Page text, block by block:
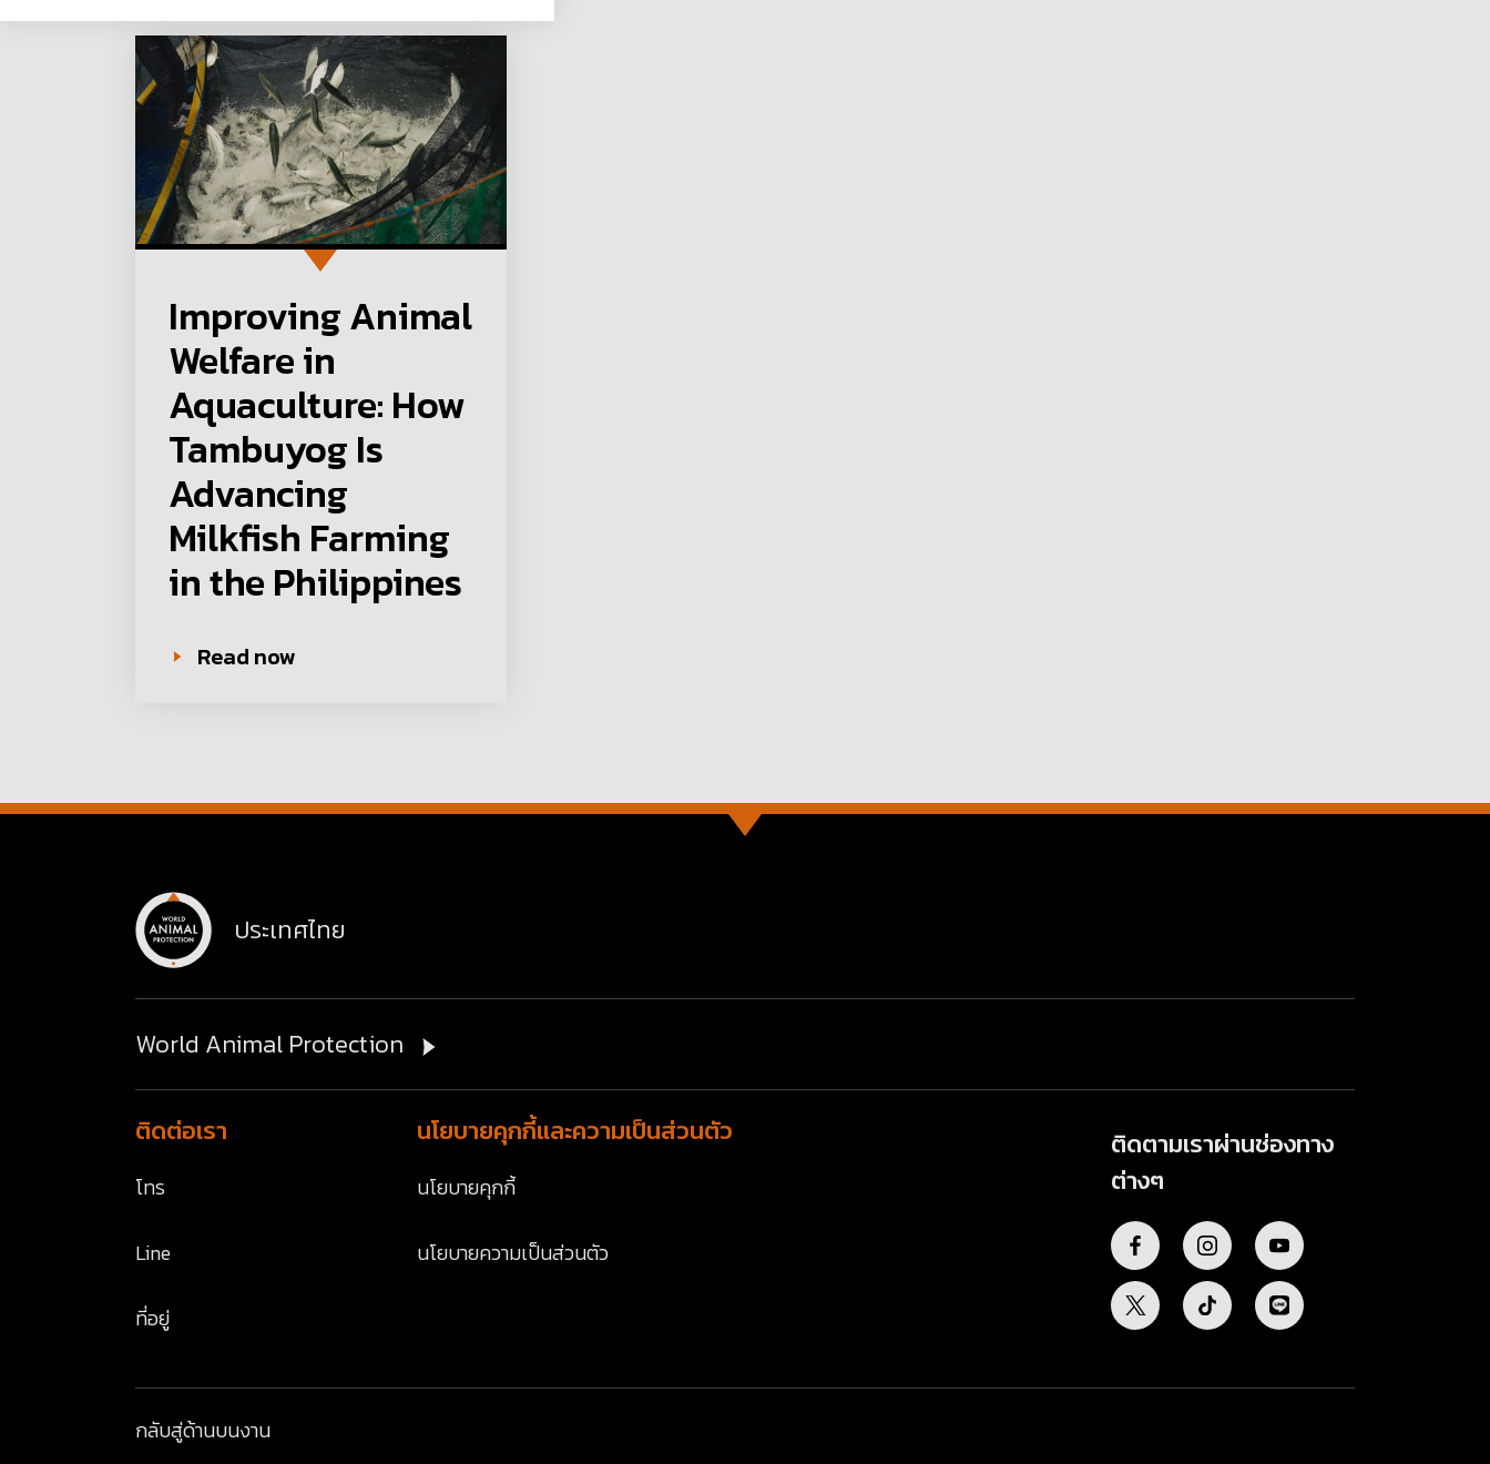
Improving Animal
Welfare in
Aquaculture: How
Tambuyog Is
Advancing
Milkfish Farming
in the Philippines
Read now
ประเทศไทย
World Animal Protection
ติดต่อเรา
โทร
Line
ที่อยู่
นโยบายคุกกี้และความเป็นส่วนตัว
นโยบายคุกกี้
นโยบายความเป็นส่วนตัว
ติดตามเราผ่านช่องทาง
ต่างๆ
กลับสู่ด้านบนงาน